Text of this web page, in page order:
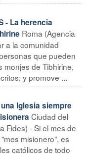
- La herencia
Roma (Agencia
a la comunidad
que pueden
monjes de Tibhirine,
y promove ...
una Iglesia siempre
Ciudad del
Fides) - Si el mes de
misionero", es
católicos de todo